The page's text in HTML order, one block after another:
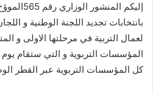
بانتخابات تجديد اللجنة الوطنية و
لعمال التربية في مرحلتها الاولى و
كل المؤسسات التربوية عبر القطر